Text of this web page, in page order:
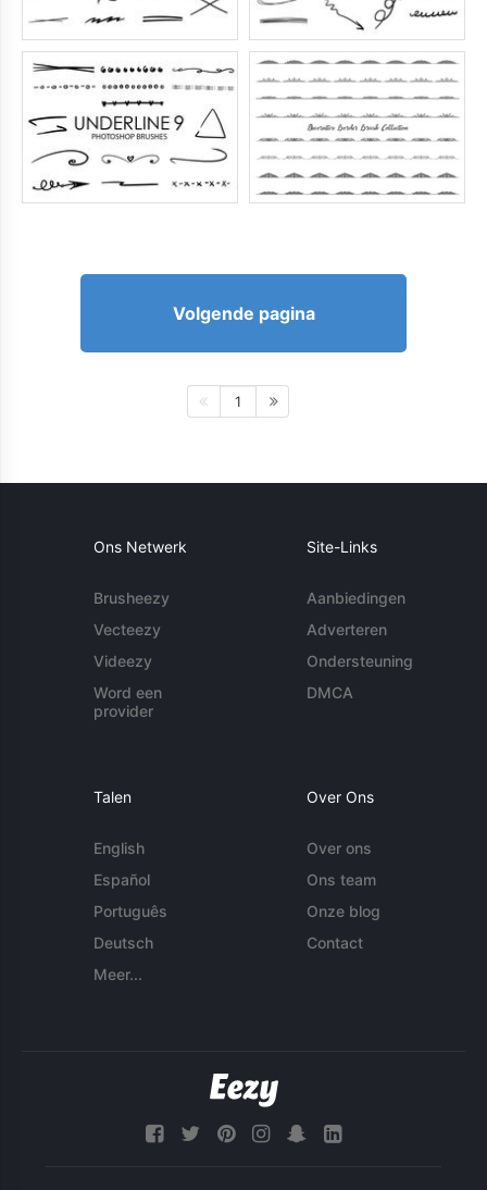
Volgende pagina
1
Ons Netwerk
Brusheezy
Vecteezy
Videezy
Word een
provider
Site-Links
Aanbiedingen
Adverteren
Ondersteuning
DMCA
Talen
English
Español
Português
Deutsch
Meer...
Over Ons
Over ons
Ons team
Onze blog
Contact